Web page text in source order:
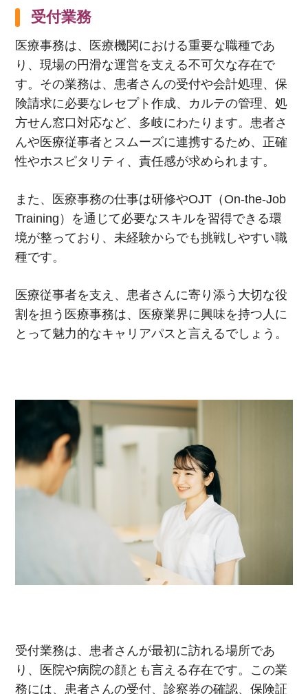
受付業務
医療事務は、医療機関における重要な職種であ
り、現場の円滑な運営を支える不可欠な存在で
す。その業務は、患者さんの受付や会計処理、保
険請求に必要なレセプト作成、カルテの管理、処
方せん窓口対応など、多岐にわたります。患者さ
んや医療従事者とスムーズに連携するため、正確
性やホスピタリティ、責任感が求められます。
また、医療事務の仕事は研修やOJT （On-the-Job
Training ）を通じて必要なスキルを習得できる環
境が整っており、未経験からでも挑戦しやすい職
種です。
医療従事者を支え、患者さんに寄り添う大切な役
割を担う医療事務は、医療業界に興味を持つ人に
とって魅力的なキャリアパスと言えるでしょう。
受付業務は、患者さんが最初に訪れる場所であ
り、医院や病院の顔とも言える存在です。この業
務には、患者さんの受付、診察券の確認、保険証